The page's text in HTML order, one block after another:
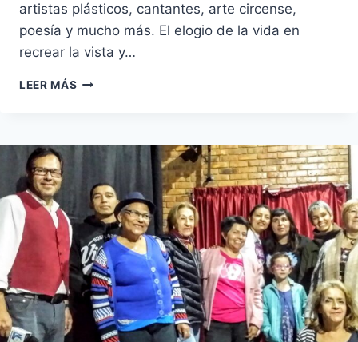
artistas plásticos, cantantes, arte circense,
poesía y mucho más. El elogio de la vida en
recrear la vista y…
LEER MÁSCORREDORES